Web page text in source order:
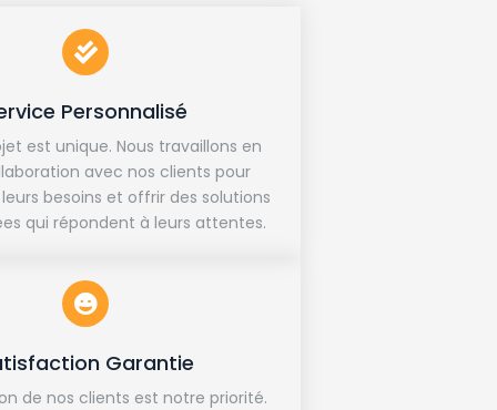
Personnalisé
est unique. Nous travaillons en
avec nos clients pour
besoins et offrir des solutions
qui répondent à leurs attentes.
Garantie
de nos clients est notre priorité.